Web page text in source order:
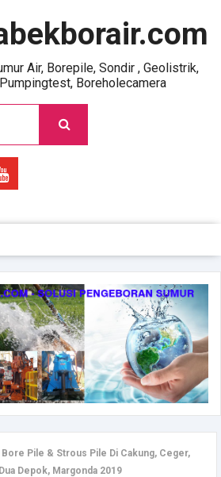
Air, Borepile, Sondir , Geolistrik,
Boreholecamera
Bore Pile & Strous Pile Di Cakung, Ceger,
Depok, Margonda 2019